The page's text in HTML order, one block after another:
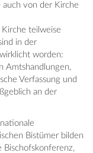
auch von der Kirche
teilweise
in der
worden:
Amtshandlungen,
Verfassung und
an der
Bistümer bilden
Bischofskonferenz,